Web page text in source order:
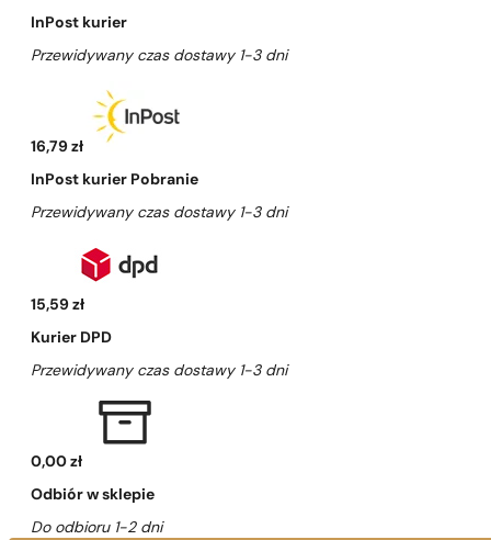
InPost kurier
Przewidywany czas dostawy 1-3 dni
16,79 zł
InPost kurier Pobranie
Przewidywany czas dostawy 1-3 dni
15,59 zł
Kurier DPD
Przewidywany czas dostawy 1-3 dni
0,00 zł
Odbiór w sklepie
Do odbioru 1-2 dni